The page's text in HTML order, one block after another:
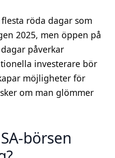
röda dagar som
2025, men öppen på
påverkar
investerare bör
möjligheter för
om man glömmer
börsen